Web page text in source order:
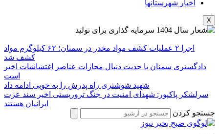
اخبار شهرستانها
X
اجرا ۲ عملیات کشف مواد مخدر در سمنان؛ ۶۲ کیلوگرم مواد
کشف شد
دادگستری سمنان با جدیت دنبال مجازات عناصر اغتشاشات اخیر
است
شهید شوشتری راه پدرش را به خوبی ادامه داد
سرلشکر پاکپور: شهدای امنیت در جنگ تروریستی اخیر سند عزت
ایرانیان هستند
جستجو کردن